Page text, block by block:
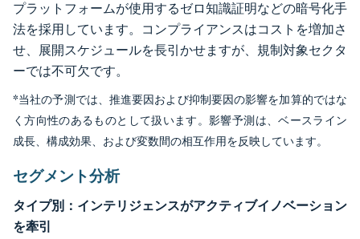
プラットフォームが使用するゼロ知識証明などの暗号化手
法を採用しています。コンプライアンスはコストを増加さ
せ、展開スケジュールを長引かせますが、規制対象セクタ
ーでは不可欠です。
*当社の予測では、推進要因および抑制要因の影響を加算的ではな
く方向性のあるものとして扱います。影響予測は、ベースライン
成長、構成効果、および変数間の相互作用を反映しています。
セグメント分析
タイプ別：インテリジェンスがアクティブイノベーション
を牽引